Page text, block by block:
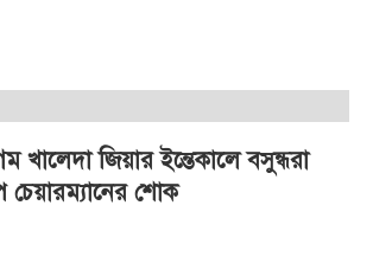
খালেদা জিয়ার ইন্তেকালে বসুন্ধরা
চেয়ারম্যানের শোক